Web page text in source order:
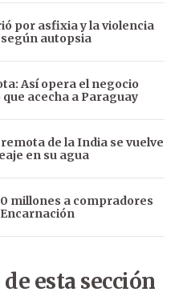
por asfixia y la violencia
autopsia
Así opera el negocio
acecha a Paraguay
de la India se vuelve
en su agua
millones a compradores
esta sección